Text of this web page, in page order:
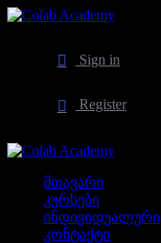
Sign in
Register
მთავარი
კურსები
ინდივიდუალური
კონტაქტი